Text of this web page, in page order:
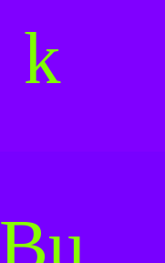
k
Bu